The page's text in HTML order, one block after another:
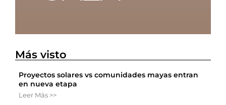
Más visto
Proyectos solares vs comunidades mayas entran
en nueva etapa
Leer Más >>